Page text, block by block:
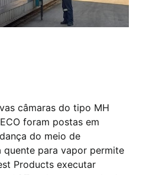
câmaras do tipo MH
foram postas em
do meio de
quente para vapor permite
Products executar